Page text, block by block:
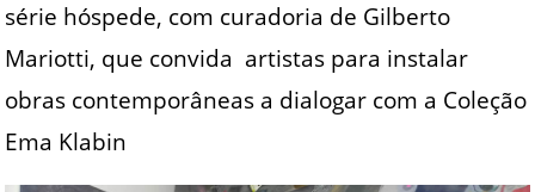
série hóspede, com curadoria de Gilberto
Mariotti, que convida artistas para instalar
obras contemporâneas a dialogar com a Coleção
Ema Klabin